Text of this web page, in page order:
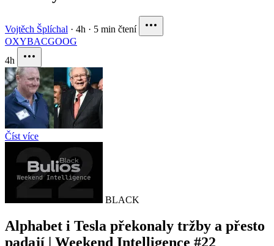
Vojtěch Šplíchal · 4h · 5 min čtení
OXYBACGOOG
4h
Číst více
BLACK
Alphabet i Tesla překonaly tržby a přesto
padají | Weekend Intelligence #22